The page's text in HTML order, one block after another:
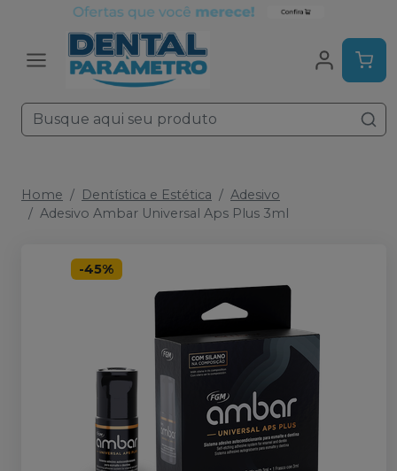
Home Dentística e Estética
Adesivo
Adesivo Ambar Universal Aps Plus 3ml
-45%